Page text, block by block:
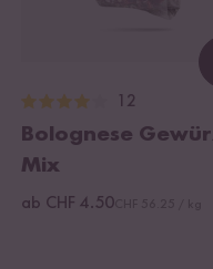
12
Bolognese
Mix
ab CHF 4.50